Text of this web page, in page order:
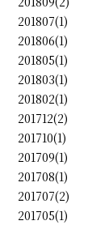
201807(1)
201806(1)
201805(1)
201803(1)
201802(1)
201712(2)
201710(1)
201709(1)
201708(1)
201707(2)
201705(1)